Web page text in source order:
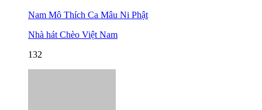
Nam Mô Thích Ca Mâu Ni Phật
Nhà hát Chèo Việt Nam
132